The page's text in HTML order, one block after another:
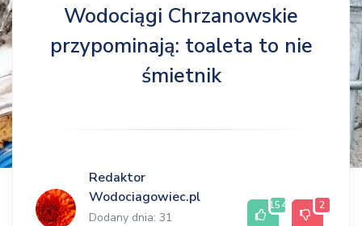
Wodociągi Chrzanowskie
przypominają: toaleta to nie
śmietnik
Redaktor
Wodociagowiec.pl
Dodany dnia: 31
154 2